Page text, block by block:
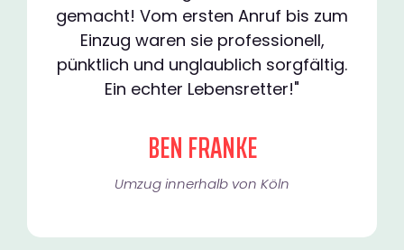
gemacht! Vom ersten Anruf bis zum
Einzug waren sie professionell,
pünktlich und unglaublich sorgfältig.
Ein echter Lebensretter!"
BEN FRANKE
Umzug innerhalb von Köln​